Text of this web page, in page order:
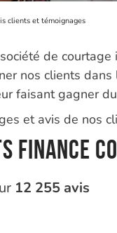
clients et témoignages
de
nos clients
faisant gagner
et avis de nos
Finance
12 255 avis